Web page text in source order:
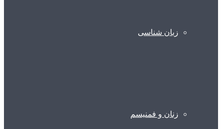
زبان شناسی
زنان و فمنیسم